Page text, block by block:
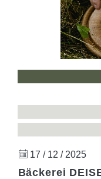
17 / 12 / 2025
Bäckerei